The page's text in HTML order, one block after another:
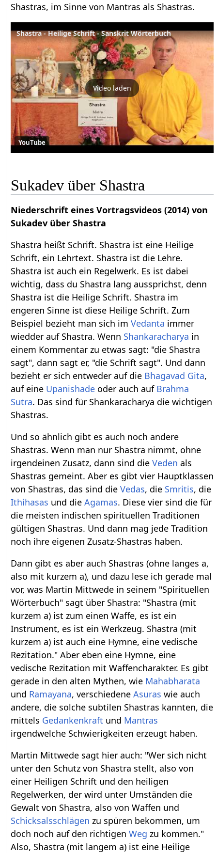
Shastras, im Sinne von Mantras als Shastras.
Shastra - Heilige Schrift - Sanskrit Wörterbuch
Video laden
YouTube
Sukadev über Shastra
Niederschrift eines Vortragsvideos (2014) von
Sukadev über Shastra
Shastra heißt Schrift. Shastra ist eine Heilige
Schrift, ein Lehrtext. Shastra ist die Lehre.
Shastra ist auch ein Regelwerk. Es ist dabei
wichtig, dass du Shastra lang aussprichst, denn
Shastra ist die Heilige Schrift. Shastra im
engeren Sinne ist diese Heilige Schrift. Zum
Beispiel bezieht man sich imVedanta immer
wiedder auf Shastra. Wenn Shankaracharya in
einem Kommentar zu etwas sagt: "die Shastra
sagt", dann sagt er, "die Schrift sagt". Und dann
bezieht er sich entweder auf die Bhagavad Gita,
auf eine Upanishade oder auch auf Brahma
Sutra. Das sind für Shankaracharya die wichtigen
Shastras.
Und so ähnlich gibt es auch noch andere
Shastras. Wenn man nur Shastra nimmt, ohne
irgendeinen Zusatz, dann sind dieVeden als
Shastras gemeint. Aber es gibt vier Hauptklassen
von Shastras, das sind dieVedas, die Smritis, die
Ithihasas und dieAgamas. Diese vier sind die für
die meisten indischen spirituellen Traditionen
gültigen Shastras. Und dann mag jede Tradition
noch ihre eigenen Zusatz-Shastras haben.
Dann gibt es aber auch Shastras (ohne langes a,
also mit kurzem a), und dazu lese ich gerade mal
vor, was Martin Mittwede in seinem "Spirituellen
Wörterbuch" sagt über Shastra: "Shastra (mit
kurzem a) ist zum einen Waffe, es ist ein
Instrument, es ist ein Werkzeug. Shastra (mit
kurzem a) ist auch eine Hymne, eine vedische
Rezitation." Aber eben eine Hymne, eine
vedische Rezitation mit Waffencharakter. Es gibt
gerade in den alten Mythen, wie Mahabharata
und Ramayana, verschiedeneAsuras wie auch
andere, die solche subtilen Shastras kannten, die
mittels Gedankenkraft und Mantras
irgendwelche Schwierigkeiten erzeugt haben.
Martin Mittwede sagt hier auch: "Wer sich nicht
unter den Schutz von Shastra stellt, also von
einer Heiligen Schrift und den heiligen
Regelwerken, der wird unter Umständen die
Gewalt von Shastra, also von Waffen und
Schicksalsschlägen zu spüren bekommen, um
doch noch auf den richtigenWeg zu kommen."
Also, Shastra (mit langem a) ist eine Heilige